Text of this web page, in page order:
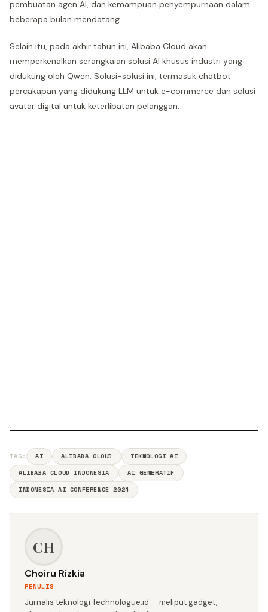
pembuatan agen AI, dan kemampuan penyempurnaan dalam
beberapa bulan mendatang.
Selain itu, pada akhir tahun ini, Alibaba Cloud akan
memperkenalkan serangkaian solusi AI khusus industri yang
didukung oleh Qwen. Solusi-solusi ini, termasuk chatbot
percakapan yang didukung LLM untuk e-commerce dan solusi
avatar digital untuk keterlibatan pelanggan.
TAG: AI ALIBABA CLOUD
TEKNOLOGI AI
ALIBABA CLOUD INDONESIA
AI GENERATIF
INDONESIA AI CONFERENCE 2024
CH
Choiru Rizkia
PENULIS
Jurnalis teknologi Technologue.id — meliput gadget,